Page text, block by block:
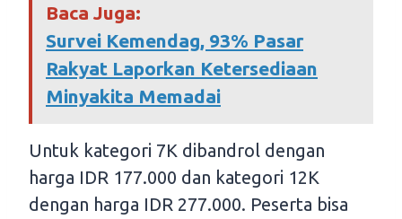
Baca Juga:
Survei Kemendag, 93% Pasar
Rakyat Laporkan Ketersediaan
Minyakita Memadai
Untuk kategori 7K dibandrol dengan
harga IDR 177.000 dan kategori 12K
dengan harga IDR 277.000. Peserta bisa